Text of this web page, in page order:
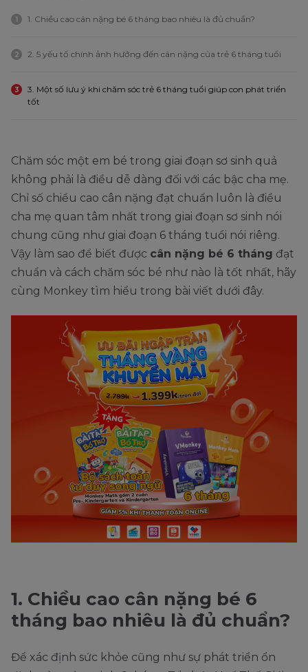
1 1. Chiều cao cân nặng bé 6 tháng bao nhiêu là đủ chuẩn?
2 2. 5 yếu tố chính ảnh hưởng đến cân nặng của trẻ 6 tháng tuổi
3
3. Một số lưu ý khi chăm sóc trẻ 6 tháng tuổi giúp con phát triển
tốt
Chăm sóc một em bé trong giai đoạn sơ sinh quả
không phải là điều dễ dàng đối với các bậc cha mẹ.
Chỉ số chiều cao cân nặng đạt chuẩn luôn là điều
cha mẹ quan tâm nhất trong giai đoạn sơ sinh nói
chung cũng như giai đoạn 6 tháng tuổi nói riêng.
Vậy làm sao để biết được cân nặng bé 6 tháng đạt
chuẩn và cách chăm sóc bé như nào là tốt nhất, hãy
cùng Monkey tìm hiểu trong bài viết dưới đây.
1. Chiều cao cân nặng bé 6
tháng bao nhiêu là đủ chuẩn?
Để xác định sức khỏe cũng như sự phát triển ổn